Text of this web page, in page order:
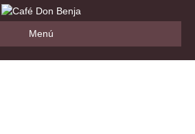
Menú